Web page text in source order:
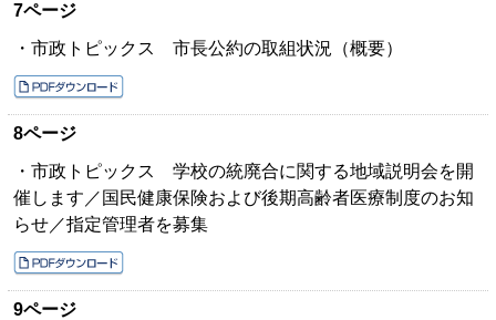
7ページ
・市政トピックス 市長公約の取組状況（概要）
8ページ
・市政トピックス 学校の統廃合に関する地域説明会を開
催します／国民健康保険および後期高齢者医療制度のお知
らせ／指定管理者を募集
9ページ